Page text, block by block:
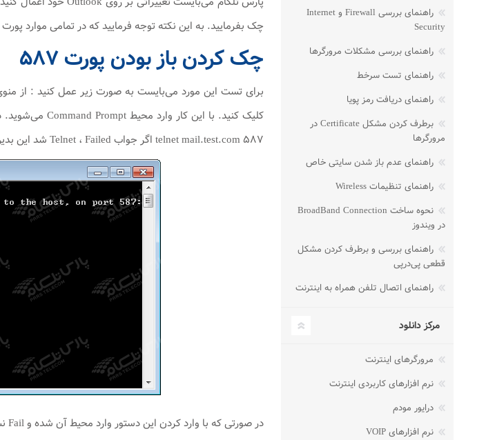
چک بفرمایید. به این نکته توجه فرمایید که در تمامی موارد پورت ۲۵۲۵ نیز می تواند جایگزین پورت ۲۵ باشد.
چک کردن باز بودن پورت ۵۸۷
telnet mail.test.com 587 اگر جواب Telnet ، Failed شد این بدین معنا می‌باشد که پورت ۵۸۷ بر روی هاست شما بسته می‌باشد.
در صورتی که با وارد کردن این دستور وارد محیط آن شده و Fail نشد این بدین معناست که پورت مورد نظر باز می‌باشد.
راهنمای بررسی Firewall و Internet
Security
راهنمای بررسی مشکلات مرورگرها
راهنمای تست سرخط
راهنمای دریافت رمز پویا
برطرف کردن مشکل Certificate در
مرورگرها
راهنمای عدم باز شدن سایتی خاص
راهنمای تنظیمات Wireless
نحوه ساخت BroadBand Connection
در ویندوز
راهنمای بررسی و برطرف کردن مشکل
قطعی پی‌در‌پی
راهنمای اتصال تلفن همراه به اینترنت
مرکز دانلود
مرورگرهای اینترنت
نرم افزارهای کاربردی اینترنت
درایور مودم
نرم افزارهای VOIP